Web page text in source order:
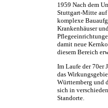
1959 Nach dem
Stuttgart-Mitte auf
komplexe
Krankenhäuser
damit neue
diesem Bereich
Im Laufe der 70er
das
Württemberg und
sich in
Standorte.